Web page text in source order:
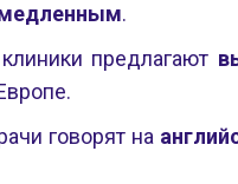
.
предлагают
говорят на